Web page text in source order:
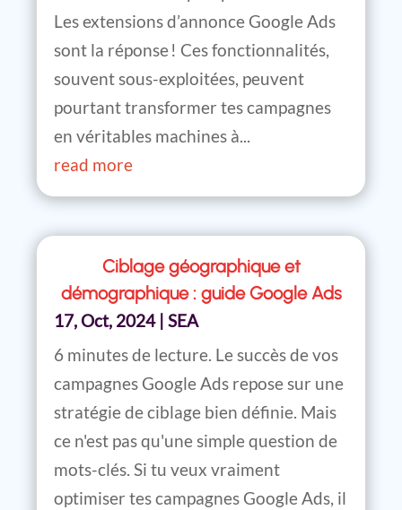
Les extensions d’annonce Google Ads
sont la réponse ! Ces fonctionnalités,
souvent sous-exploitées, peuvent
pourtant transformer tes campagnes
en véritables machines à...
read more
Ciblage géographique et
démographique : guide Google Ads
17, Oct, 2024| SEA
6 minutes de lecture. Le succès de vos
campagnes Google Ads repose sur une
stratégie de ciblage bien définie. Mais
ce n'est pas qu'une simple question de
mots-clés. Si tu veux vraiment
optimiser tes campagnes Google Ads, il